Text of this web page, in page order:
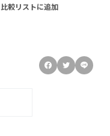
比較リストに追加